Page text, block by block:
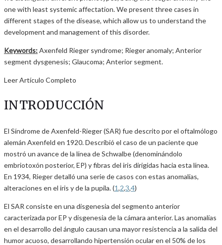
one with least systemic affectation. We present three cases in
different stages of the disease, which allow us to understand the
development and management of this disorder.
Keywords:Axenfeld Rieger syndrome; Rieger anomaly; Anterior
segment dysgenesis; Glaucoma; Anterior segment.
Leer Artículo Completo
INTRODUCCIÓN
El Síndrome de Axenfeld-Rieger (SAR) fue descrito por el oftalmólogo
alemán Axenfeld en 1920. Describió el caso de un paciente que
mostró un avance de la línea de Schwalbe (denominándolo
embriotoxón posterior, EP) y fibras del iris dirigidas hacia esta línea.
En 1934, Rieger detalló una serie de casos con estas anomalías,
alteraciones en el iris y de la pupila. (1,2,3,4)
El SAR consiste en una disgenesia del segmento anterior
caracterizada por EP y disgenesia de la cámara anterior. Las anomalías
en el desarrollo del ángulo causan una mayor resistencia a la salida del
humor acuoso, desarrollando hipertensión ocular en el 50% de los